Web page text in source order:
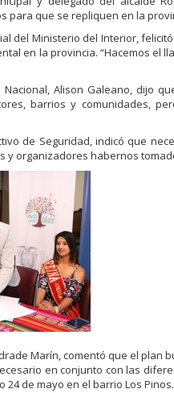
para que se repliquen en la
del Ministerio del Interior,
en la provincia. “Hacemos el
Alison Galeano, dijo
barrios y comunidades,
de Seguridad, indicó que
y organizadores habernos
Marín, comentó que el plan
en conjunto con las
de mayo en el barrio Los Pinos.